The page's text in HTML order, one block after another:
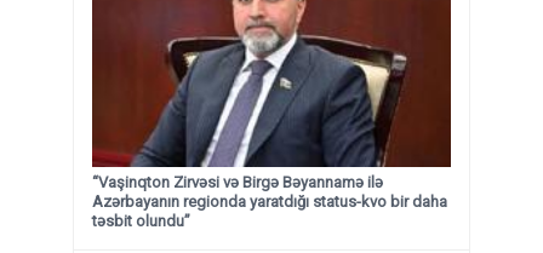
“Vaşinqton Zirvəsi və Birgə Bəyannamə ilə
Azərbayanın regionda yaratdığı status-kvo bir daha
təsbit olundu”